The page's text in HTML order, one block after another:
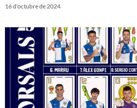
16 d'octubre de 2024